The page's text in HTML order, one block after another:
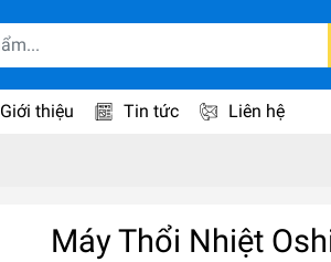
Giới thiệu Tin tức Liên hệ
Máy Thổi Nhiệt